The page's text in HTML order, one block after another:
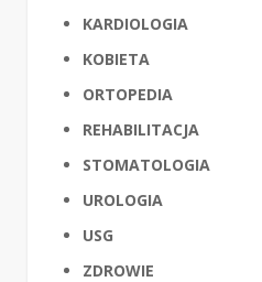
KARDIOLOGIA
KOBIETA
ORTOPEDIA
REHABILITACJA
STOMATOLOGIA
UROLOGIA
USG
ZDROWIE